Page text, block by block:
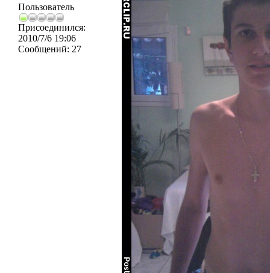
Пользователь
Присоединился:
2010/7/6 19:06
Сообщений: 27